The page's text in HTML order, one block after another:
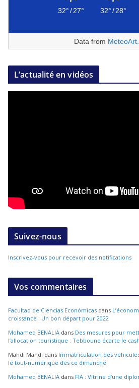
32°/27° 32°/28°
Data from
L’actualité en vidéos
Suivez-nous
Inscrivez-vous pour recevoir des notifications
Vos commentaires
Facultad de Ciencias Económicas dans
croissance : Un bon départ pour 2022
Mohamed BENALIA dans Des mesures pour
l’allocation touristique : Tebboune écarte le
Mahdi Mahdi dans Immatriculation des
le tout-numérique dès ce dimanche
Mohamed BENALIA dans FIA : Vitrine d’une